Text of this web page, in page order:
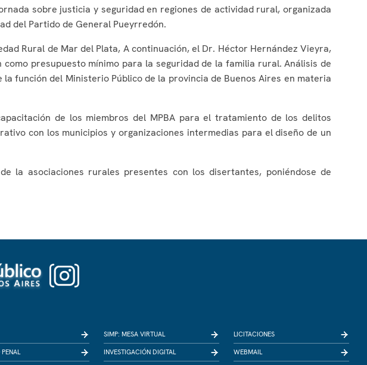
sobre justicia y seguridad en regiones de actividad rural, organizada
del Partido de General Pueyrredón.
Rural de Mar del Plata, A continuación, el Dr. Héctor Hernández Vieyra,
presupuesto mínimo para la seguridad de la familia rural. Análisis de
función del Ministerio Público de la provincia de Buenos Aires en materia
de los miembros del MPBA para el tratamiento de los delitos
con los municipios y organizaciones intermedias para el diseño de un
la asociaciones rurales presentes con los disertantes, poniéndose de
SIMP: MESA VIRTUAL
INVESTIGACIÓN DIGITAL
LICITACIONES
WEBMAIL